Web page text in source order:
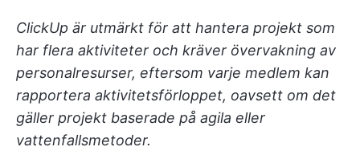
ClickUp är utmärkt för att hantera projekt som
har flera aktiviteter och kräver övervakning av
personalresurser, eftersom varje medlem kan
rapportera aktivitetsförloppet, oavsett om det
gäller projekt baserade på agila eller
vattenfallsmetoder.